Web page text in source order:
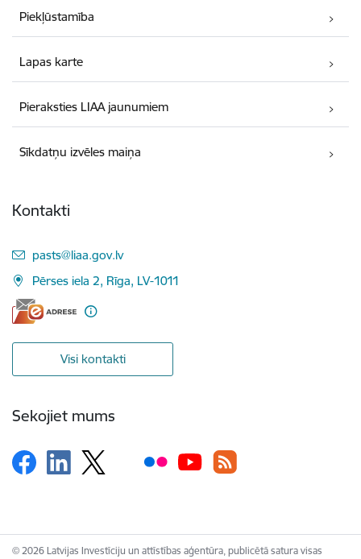
Piekļūstamība
Lapas karte
Pieraksties LIAA jaunumiem
Sīkdatņu izvēles maiņa
Kontakti
E-pasts:
pasts@liaa.gov.lv
Pērses iela 2, Rīga, LV-1011
Visi kontakti
Sekojiet mums
© 2026 Latvijas Investīciju un attīstības aģentūra, publicētā satura visas